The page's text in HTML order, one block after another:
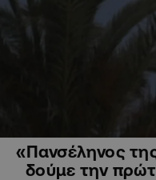
«Πανσέληνος
δούμε την